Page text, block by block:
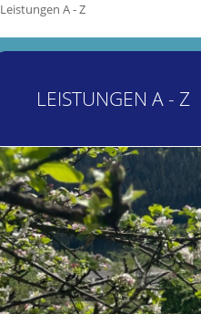
Leistungen A - Z
LEISTUNGEN A - Z